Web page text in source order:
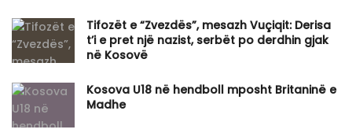
Tifozët e “Zvezdës”, mesazh Vuçiqit: Derisa
t’i e pret një nazist, serbët po derdhin gjak
në Kosovë
Kosova U18 në hendboll mposht Britaninë e
Madhe